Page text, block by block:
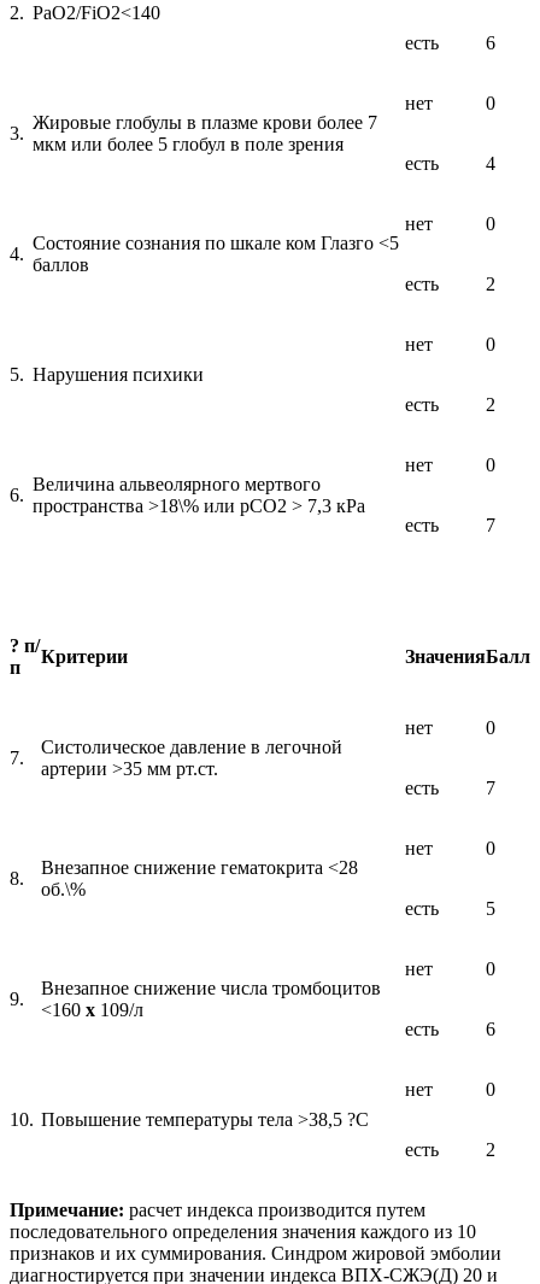
2. РаО2/FiO2<140
есть 6
3.
Жировые глобулы в плазме крови более 7
мкм или более 5 глобул в поле зрения
нет 0
есть 4
4.
Состояние сознания по шкале ком Глазго <5
баллов
нет 0
есть 2
5. Нарушения психики
нет 0
есть 2
6.
Величина альвеолярного мертвого
пространства >18\% или pСО2 > 7,3 кРа
нет 0
есть 7
? п/
п
Критерии ЗначенияБалл
7.
Систолическое давление в легочной
артерии >35 мм рт.ст.
нет 0
есть 7
8.
Внезапное снижение гематокрита <28
об.\%
нет 0
есть 5
9.
Внезапное снижение числа тромбоцитов
<160 х 109/л
нет 0
есть 6
10. Повышение температуры тела >38,5 ?С
нет 0
есть 2
Примечание: расчет индекса производится путем
последовательного определения значения каждого из 10
признаков и их суммирования. Синдром жировой эмболии
диагностируется при значении индекса ВПХ-СЖЭ(Д) 20 и